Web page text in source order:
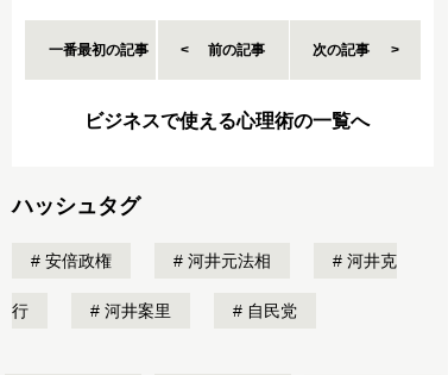
一番最初の記事 前の記事 次の記事
ビジネスで使える心理術の一覧へ
ハッシュタグ
安倍政権 河井元法相 河井克
行 河井案里 自民党